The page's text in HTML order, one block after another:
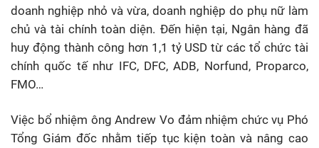
doanh nghiệp nhỏ và vừa, doanh nghiệp do phụ nữ làm
chủ và tài chính toàn diện. Đến hiện tại, Ngân hàng đã
huy động thành công hơn 1,1 tỷ USD từ các tổ chức tài
chính quốc tế như IFC, DFC, ADB, Norfund, Proparco,
FMO…
Việc bổ nhiệm ông Andrew Vo đảm nhiệm chức vụ Phó
Tổng Giám đốc nhằm tiếp tục kiện toàn và nâng cao